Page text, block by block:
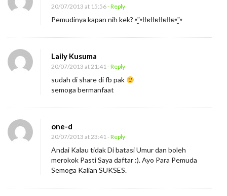
20/07/2013 at 15:56- Reply
Pemudinya kapan nih kek? ◦”̮◦ƗƗɐƗƗɐƗƗɐƗƗɐ◦”̮◦
Laily Kusuma
20/07/2013 at 21:41- Reply
sudah di share di fb pak
semoga bermanfaat
one-d
20/07/2013 at 23:41- Reply
Andai Kalau tidak Di batasi Umur dan boleh
merokok Pasti Saya daftar :). Ayo Para Pemuda
Semoga Kalian SUKSES.